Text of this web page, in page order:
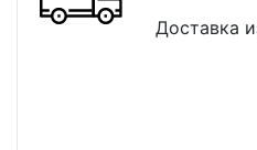
Доставка